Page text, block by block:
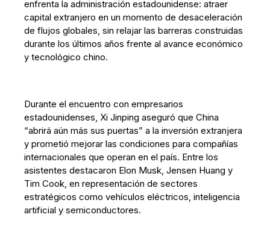
enfrenta la administración estadounidense: atraer
capital extranjero en un momento de desaceleración
de flujos globales, sin relajar las barreras construidas
durante los últimos años frente al avance económico
y tecnológico chino.
Durante el encuentro con empresarios
estadounidenses, Xi Jinping aseguró que China
“abrirá aún más sus puertas” a la inversión extranjera
y prometió mejorar las condiciones para compañías
internacionales que operan en el país. Entre los
asistentes destacaron Elon Musk, Jensen Huang y
Tim Cook, en representación de sectores
estratégicos como vehículos eléctricos, inteligencia
artificial y semiconductores.